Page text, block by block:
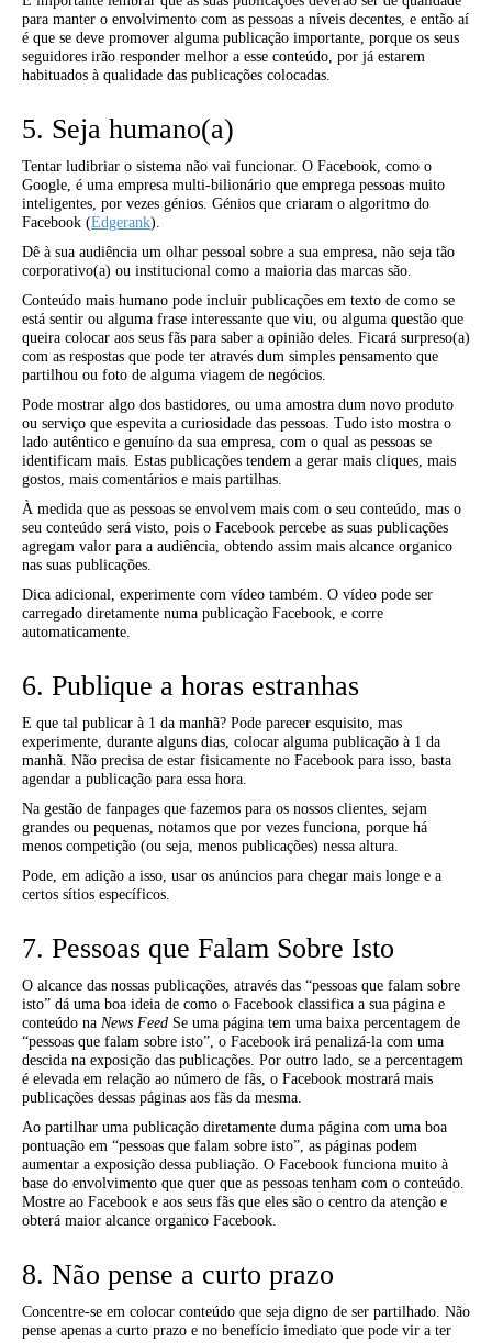
para manter o envolvimento com as pessoas a níveis decentes, e então aí
é que se deve promover alguma publicação importante, porque os seus
seguidores irão responder melhor a esse conteúdo, por já estarem
habituados à qualidade das publicações colocadas.
5. Seja humano(a)
Tentar ludibriar o sistema não vai funcionar. O Facebook, como o
Google, é uma empresa multi-bilionário que emprega pessoas muito
inteligentes, por vezes génios. Génios que criaram o algoritmo do
Facebook (Edgerank).
Dê à sua audiência um olhar pessoal sobre a sua empresa, não seja tão
corporativo(a) ou institucional como a maioria das marcas são.
Conteúdo mais humano pode incluir publicações em texto de como se
está sentir ou alguma frase interessante que viu, ou alguma questão que
queira colocar aos seus fãs para saber a opinião deles. Ficará surpreso(a)
com as respostas que pode ter através dum simples pensamento que
partilhou ou foto de alguma viagem de negócios.
Pode mostrar algo dos bastidores, ou uma amostra dum novo produto
ou serviço que espevita a curiosidade das pessoas. Tudo isto mostra o
lado autêntico e genuíno da sua empresa, com o qual as pessoas se
identificam mais. Estas publicações tendem a gerar mais cliques, mais
gostos, mais comentários e mais partilhas.
À medida que as pessoas se envolvem mais com o seu conteúdo, mas o
seu conteúdo será visto, pois o Facebook percebe as suas publicações
agregam valor para a audiência, obtendo assim mais alcance organico
nas suas publicações.
Dica adicional, experimente com vídeo também. O vídeo pode ser
carregado diretamente numa publicação Facebook, e corre
automaticamente.
6. Publique a horas estranhas
E que tal publicar à 1 da manhã? Pode parecer esquisito, mas
experimente, durante alguns dias, colocar alguma publicação à 1 da
manhã. Não precisa de estar fisicamente no Facebook para isso, basta
agendar a publicação para essa hora.
Na gestão de fanpages que fazemos para os nossos clientes, sejam
grandes ou pequenas, notamos que por vezes funciona, porque há
menos competição (ou seja, menos publicações) nessa altura.
Pode, em adição a isso, usar os anúncios para chegar mais longe e a
certos sítios específicos.
7. Pessoas que Falam Sobre Isto
O alcance das nossas publicações, através das “pessoas que falam sobre
isto” dá uma boa ideia de como o Facebook classifica a sua página e
conteúdo na News Feed Se uma página tem uma baixa percentagem de
“pessoas que falam sobre isto”, o Facebook irá penalizá-la com uma
descida na exposição das publicações. Por outro lado, se a percentagem
é elevada em relação ao número de fãs, o Facebook mostrará mais
publicações dessas páginas aos fãs da mesma.
Ao partilhar uma publicação diretamente duma página com uma boa
pontuação em “pessoas que falam sobre isto”, as páginas podem
aumentar a exposição dessa publiação. O Facebook funciona muito à
base do envolvimento que quer que as pessoas tenham com o conteúdo.
Mostre ao Facebook e aos seus fãs que eles são o centro da atenção e
obterá maior alcance organico Facebook.
8. Não pense a curto prazo
Concentre-se em colocar conteúdo que seja digno de ser partilhado. Não
pense apenas a curto prazo e no benefício imediato que pode vir a ter